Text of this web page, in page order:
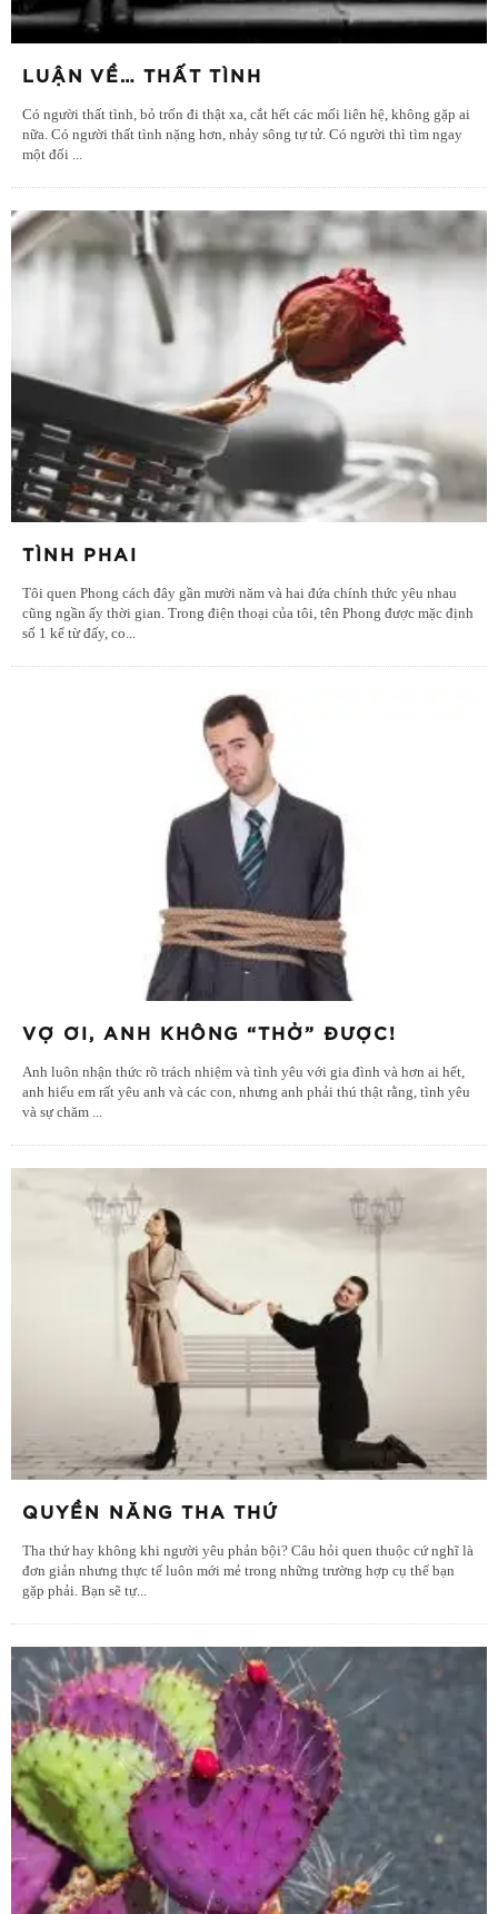
LUẬN VỀ… THẤT TÌNH
Có người thất tình, bỏ trốn đi thật xa, cắt hết các mối liên hệ, không gặp ai
nữa. Có người thất tình nặng hơn, nhảy sông tự tử. Có người thì tìm ngay
một đối ...
TÌNH PHAI
Tôi quen Phong cách đây gần mười năm và hai đứa chính thức yêu nhau
cũng ngần ấy thời gian. Trong điện thoại của tôi, tên Phong được mặc định
số 1 kể từ đấy, co...
VỢ ƠI, ANH KHÔNG “THỞ” ĐƯỢC!
Anh luôn nhận thức rõ trách nhiệm và tình yêu với gia đình và hơn ai hết,
anh hiểu em rất yêu anh và các con, nhưng anh phải thú thật rằng, tình yêu
và sự chăm ...
QUYỀN NĂNG THA THỨ
Tha thứ hay không khi người yêu phản bội? Câu hỏi quen thuộc cứ nghĩ là
đơn giản nhưng thực tế luôn mới mẻ trong những trường hợp cụ thể bạn
gặp phải. Bạn sẽ tự...